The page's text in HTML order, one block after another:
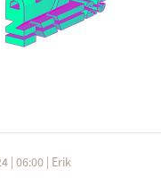
| 06:00 | Erik